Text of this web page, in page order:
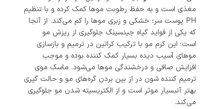
مغذی است و به حفظ رطوبت موها کمک کرده و با تنظیم
PH پوست سر؛ خشکی و زبری موها را کم می‌کند. از آنجا
که یکی از فواید گیاه جینسینگ جلوگیری از ریزش مو
است؛ این کرم مو با ترکیب کراتین در ترمیم و بازسازی
موهای آسیب دیده بسیار کمک کننده بوده و موجب
افزایش صافی و درخشندگی موها می‌شود. ماسک موی
ترمیم کننده شون در از بین بردن گره‌های مو و حالت گیری
بهتر آنبسیار موثر است و از الکتریسیته شدن مو جلوگیری
می‌کند.